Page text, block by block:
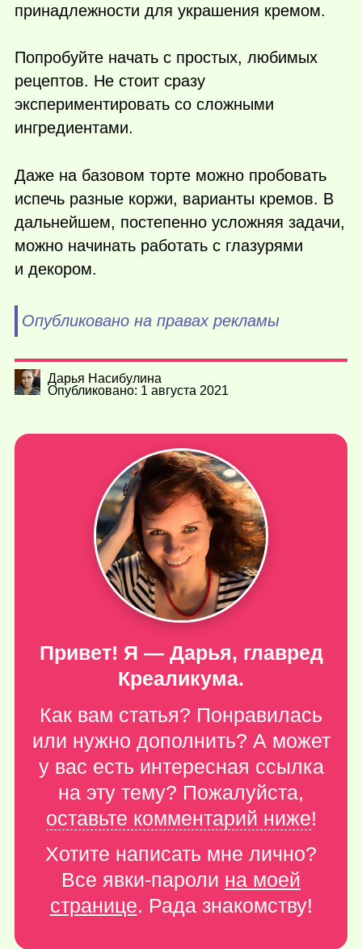
принадлежности для украшения кремом.
Попробуйте начать с простых, любимых
рецептов. Не стоит сразу
экспериментировать со сложными
ингредиентами.
Даже на базовом торте можно пробовать
испечь разные коржи, варианты кремов. В
дальнейшем, постепенно усложняя задачи,
можно начинать работать с глазурями
и декором.
Опубликовано на правах рекламы
Дарья Насибулина
Опубликовано: 1 августа 2021
Привет! Я — Дарья, главред
Креаликума.
Как вам статья? Понравилась
или нужно дополнить? А может
у вас есть интересная ссылка
на эту тему? Пожалуйста,
оставьте комментарий ниже!
Хотите написать мне лично?
Все явки-пароли на моей
странице. Рада знакомству!